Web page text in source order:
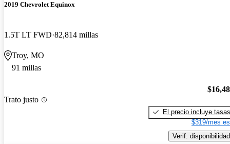
2019 Chevrolet Equinox
1.5T LT FWD 82,814 millas
Troy, MO
91 millas
Trato justo
El precio incluye tasas
$319/mes
Verif. disponibilidad